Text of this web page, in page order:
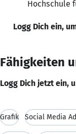
Hochschule
Logg Dich ein,
Fähigkeiten
Logg Dich jetzt ein,
Grafik Social Media